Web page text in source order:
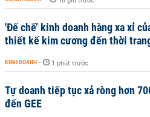
'Đế chế’ kinh doanh hàng xa xỉ
thiết kế kim cương đến thời
KINH DOANH - 1 phút trước
Tự doanh tiếp tục xả ròng hơn
đến GEE